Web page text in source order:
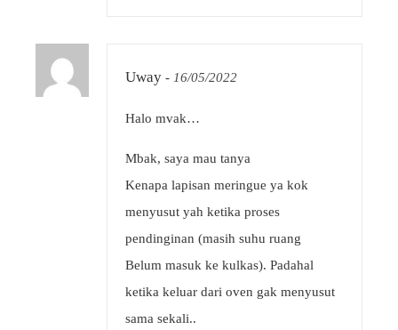
Uway - 16/05/2022
Halo mvak…
Mbak, saya mau tanya
Kenapa lapisan meringue ya kok
menyusut yah ketika proses
pendinginan (masih suhu ruang
Belum masuk ke kulkas). Padahal
ketika keluar dari oven gak menyusut
sama sekali..